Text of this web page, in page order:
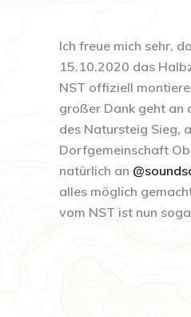
Ich freue mich sehr,
15.10.2020 das
NST offiziell
großer Dank geht an
des Natursteig Sieg,
Dorfgemeinschaft
natürlich an
alles möglich
vom NST ist nun